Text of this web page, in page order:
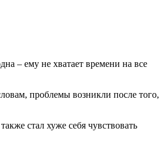
– ему не хватает времени на все
проблемы возникли после того,
стал хуже себя чувствовать